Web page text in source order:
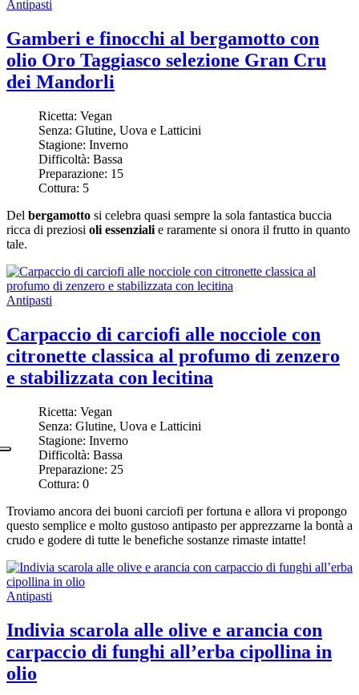
Antipasti
Gamberi e finocchi al bergamotto con
olio Oro Taggiasco selezione Gran Cru
dei Mandorli
Ricetta: Vegan
Senza: Glutine, Uova e Latticini
Stagione: Inverno
Difficoltà: Bassa
Preparazione: 15
Cottura: 5
Del bergamotto si celebra quasi sempre la sola fantastica buccia
ricca di preziosi oli essenziali e raramente si onora il frutto in quanto
tale.
Antipasti
Carpaccio di carciofi alle nocciole con
citronette classica al profumo di zenzero
e stabilizzata con lecitina
Ricetta: Vegan
Senza: Glutine, Uova e Latticini
Stagione: Inverno
Difficoltà: Bassa
Preparazione: 25
Cottura: 0
Troviamo ancora dei buoni carciofi per fortuna e allora vi propongo
questo semplice e molto gustoso antipasto per apprezzarne la bontà a
crudo e godere di tutte le benefiche sostanze rimaste intatte!
Antipasti
Indivia scarola alle olive e arancia con
carpaccio di funghi all’erba cipollina in
olio